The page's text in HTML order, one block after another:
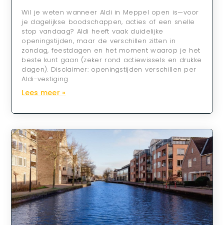
Wil je weten wanneer Aldi in Meppel open is—voor
je dagelijkse boodschappen, acties of een snelle
stop vandaag? Aldi heeft vaak duidelijke
openingstijden, maar de verschillen zitten in
zondag, feestdagen en het moment waarop je het
beste kunt gaan (zeker rond actiewissels en drukke
dagen). Disclaimer: openingstijden verschillen per
Aldi-vestiging
Lees meer »